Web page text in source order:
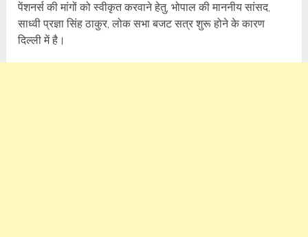
पेंशनर्स की मांगों को स्वीकृत करवाने हेतु, भोपाल की माननीय सांसद,
साध्वी प्रज्ञा सिंह ठाकुर, लोक सभा बजट सत्र शुरू होने के कारण
दिल्ली में है।